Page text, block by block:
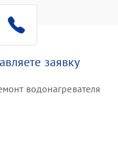
заявку
водонагревателя